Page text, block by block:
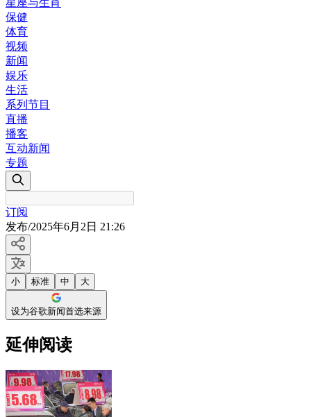
星座与生肖
保健
体育
视频
新闻
娱乐
生活
系列节目
直播
播客
互动新闻
专题
订阅
发布/2025年6月2日 21:26
小 标准 中 大
设为谷歌新闻首选来源
延伸阅读